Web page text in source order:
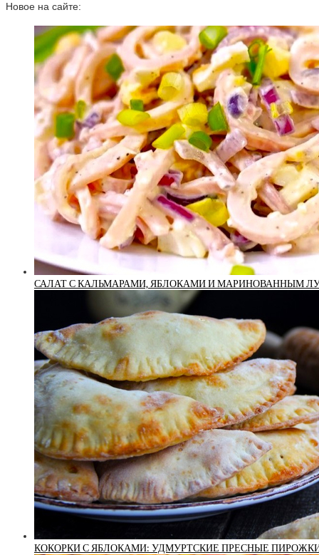
Новое на сайте:
САЛАТ С КАЛЬМАРАМИ, ЯБЛОКАМИ И МАРИНОВАННЫМ
КОКОРКИ С ЯБЛОКАМИ: УДМУРТСКИЕ ПРЕСНЫЕ